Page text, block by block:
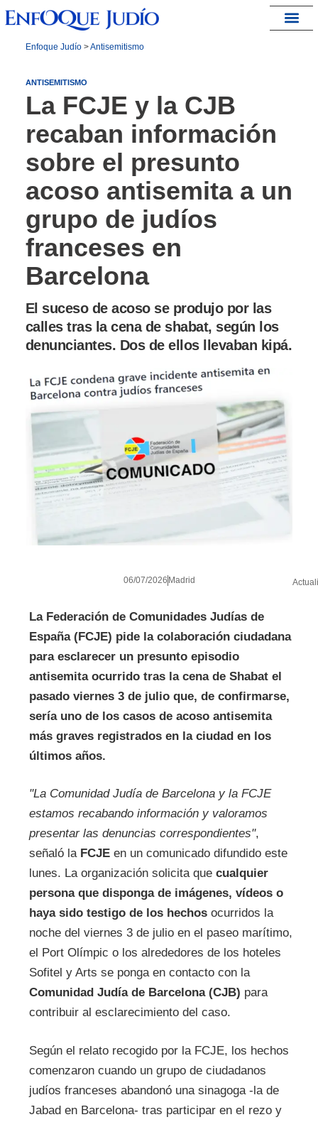
Enfoque Judío>Antisemitismo
ANTISEMITISMO
La FCJE y la CJB
recaban información
sobre el presunto
acoso antisemita a un
grupo de judíos
franceses en
Barcelona
El suceso de acoso se produjo por las
calles tras la cena de shabat, según los
denunciantes. Dos de ellos llevaban kipá.
06/07/2026 Madrid
La Federación de Comunidades Judías de
España (FCJE) pide la colaboración ciudadana
para esclarecer un presunto episodio
antisemita ocurrido tras la cena de Shabat el
pasado viernes 3 de julio que, de confirmarse,
sería uno de los casos de acoso antisemita
más graves registrados en la ciudad en los
últimos años.
"La Comunidad Judía de Barcelona y la FCJE
estamos recabando información y valoramos
presentar las denuncias correspondientes",
señaló la FCJEen un comunicado difundido este
lunes. La organización solicita que cualquier
persona que disponga de imágenes, vídeos o
haya sido testigo de los hechosocurridos la
noche del viernes 3 de julio en el paseo marítimo,
el Port Olímpic o los alrededores de los hoteles
Sofitel y Arts se ponga en contacto con la
Comunidad Judía de Barcelona (CJB) para
contribuir al esclarecimiento del caso.
Según el relato recogido por la FCJE, los hechos
comenzaron cuando un grupo de ciudadanos
judíos franceses abandonó una sinagoga -la de
Jabad en Barcelona- tras participar en el rezo y